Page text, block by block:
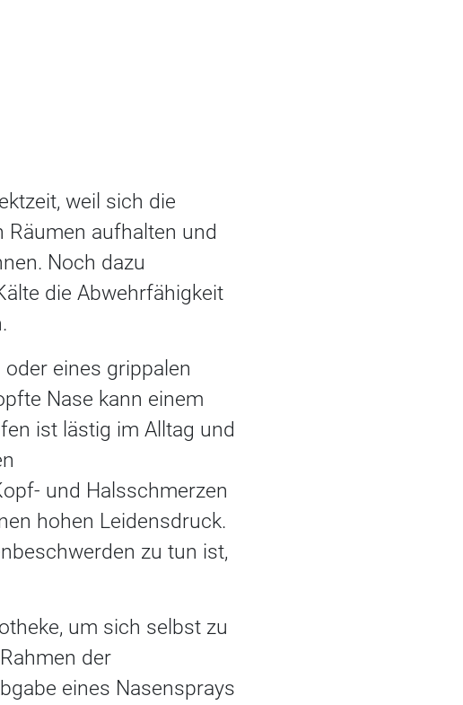
weil sich die
aufhalten und
Noch dazu
die Abwehrfähigkeit
eines grippalen
Nase kann einem
ist lästig im Alltag und
und Halsschmerzen
hohen Leidensdruck.
zu tun ist,
um sich selbst zu
der
eines Nasensprays